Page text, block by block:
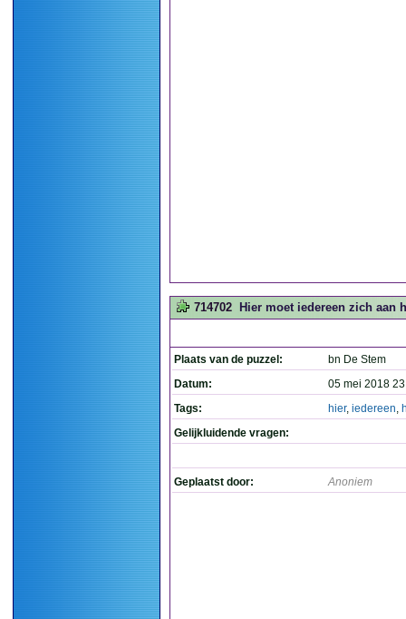
714702 Hier moet iedereen zich aan
Plaats van de puzzel:
bn De Stem
Datum:
05 mei 2018
Tags:
hier, iedereen,
Gelijkluidende vragen:
Geplaatst door: Anoniem